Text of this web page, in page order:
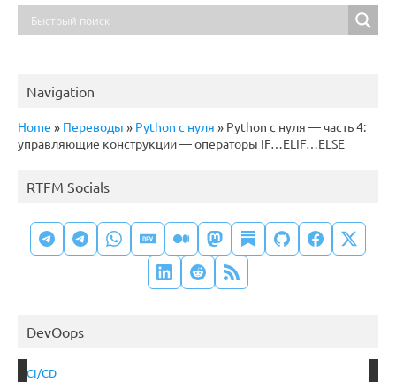
Navigation
Home » Переводы » Python с нуля » Python с нуля — часть 4:
управляющие конструкции — операторы IF…ELIF…ELSE
RTFM Socials
DevOops
CI/CD